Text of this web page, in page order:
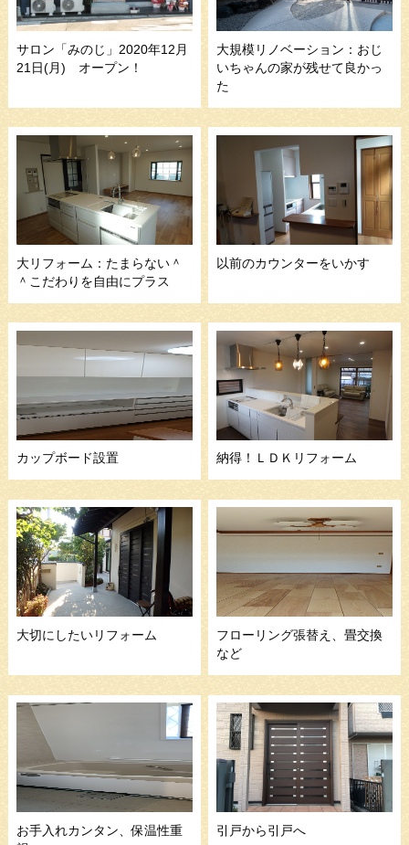
サロン「みのじ」2020年12月
21日(月) オープン！
大規模リノベーション：おじ
いちゃんの家が残せて良かっ
た
大リフォーム：たまらない＾
＾こだわりを自由にプラス
以前のカウンターをいかす
カップボード設置 納得！ＬＤＫリフォーム
大切にしたいリフォーム
フローリング張替え、畳交換
など
お手入れカンタン、保温性重
引戸から引戸へ